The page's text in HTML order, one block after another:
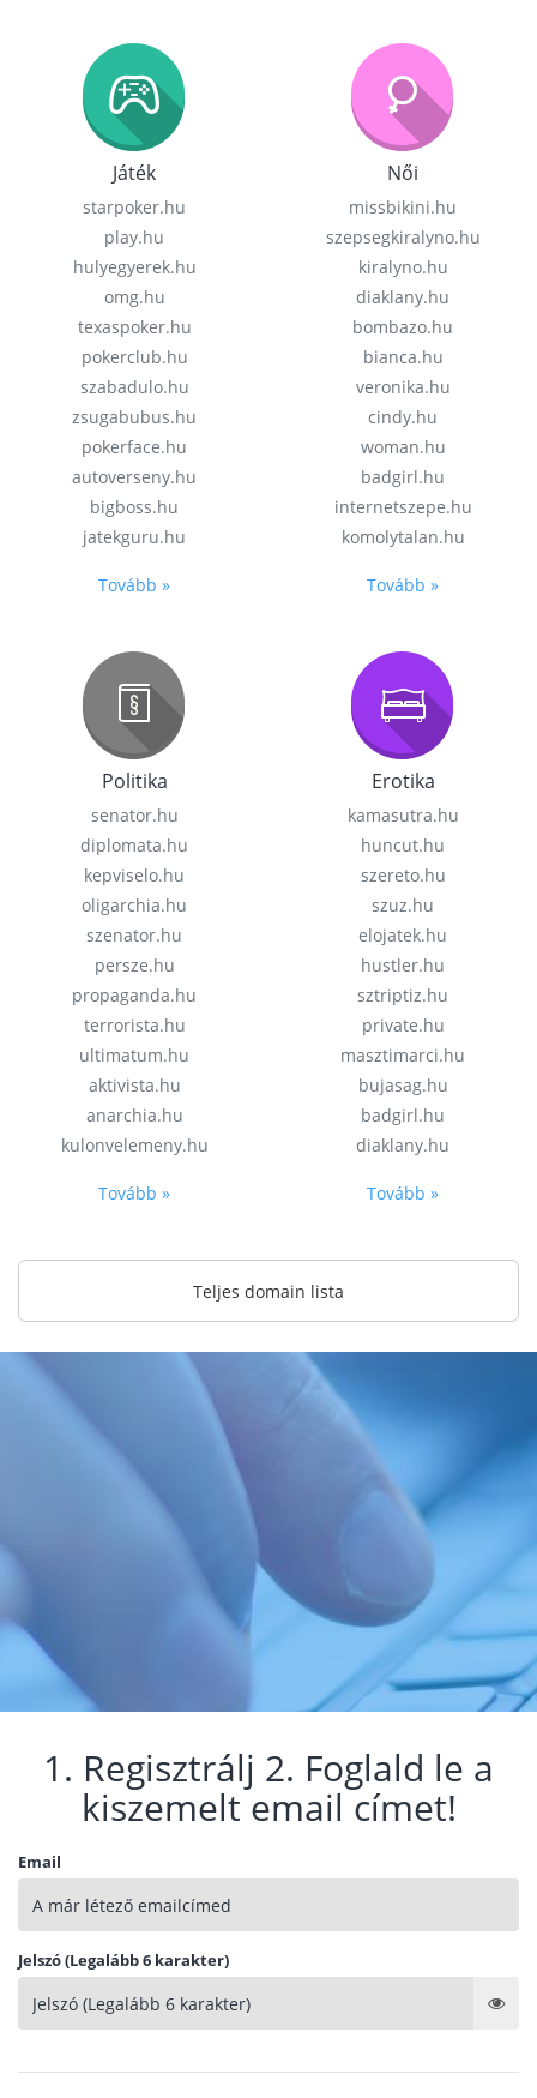
Játék
starpoker.hu
play.hu
hulyegyerek.hu
omg.hu
texaspoker.hu
pokerclub.hu
szabadulo.hu
zsugabubus.hu
pokerface.hu
autoverseny.hu
bigboss.hu
jatekguru.hu
Tovább »
Női
missbikini.hu
szepsegkiralyno.hu
kiralyno.hu
diaklany.hu
bombazo.hu
bianca.hu
veronika.hu
cindy.hu
woman.hu
badgirl.hu
internetszepe.hu
komolytalan.hu
Tovább »
Politika
senator.hu
diplomata.hu
kepviselo.hu
oligarchia.hu
szenator.hu
persze.hu
propaganda.hu
terrorista.hu
ultimatum.hu
aktivista.hu
anarchia.hu
kulonvelemeny.hu
Tovább »
Erotika
kamasutra.hu
huncut.hu
szereto.hu
szuz.hu
elojatek.hu
hustler.hu
sztriptiz.hu
private.hu
masztimarci.hu
bujasag.hu
badgirl.hu
diaklany.hu
Tovább »
Teljes domain lista
1. Regisztrálj 2. Foglald le a
kiszemelt email címet!
Email
Jelszó (Legalább 6 karakter)